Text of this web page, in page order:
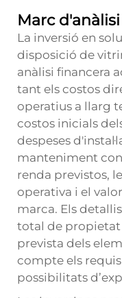
Marc
La inversió en
disposició de
anàlisi financera
tant els costos
operatius a llarg
costos inicials
despeses
manteniment
renda previstos,
operativa i el
marca. Els
total de propietat
prevista dels
compte els
possibilitats